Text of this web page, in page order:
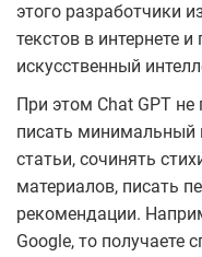
этого разработчики
текстов в интернете
искусственный
При этом Chat GPT
писать минимальный
статьи, сочинять
материалов, писать
рекомендации.
Google, то получаете